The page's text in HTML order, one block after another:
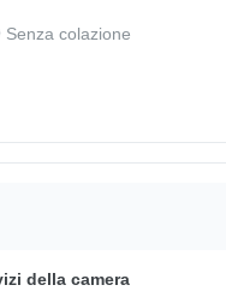
Senza colazione
della camera